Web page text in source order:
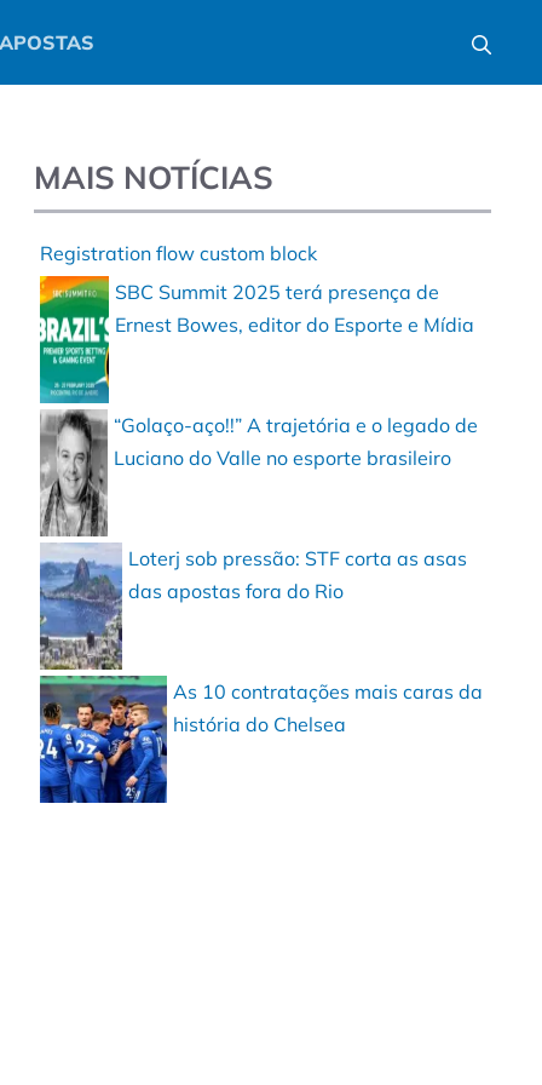
MAIS NOTÍCIAS
Registration flow custom block
SBC Summit 2025 terá presença de
Ernest Bowes, editor do Esporte e Mídia
“Golaço-aço!!” A trajetória e o legado de
Luciano do Valle no esporte brasileiro
Loterj sob pressão: STF corta as asas
das apostas fora do Rio
As 10 contratações mais caras da
história do Chelsea